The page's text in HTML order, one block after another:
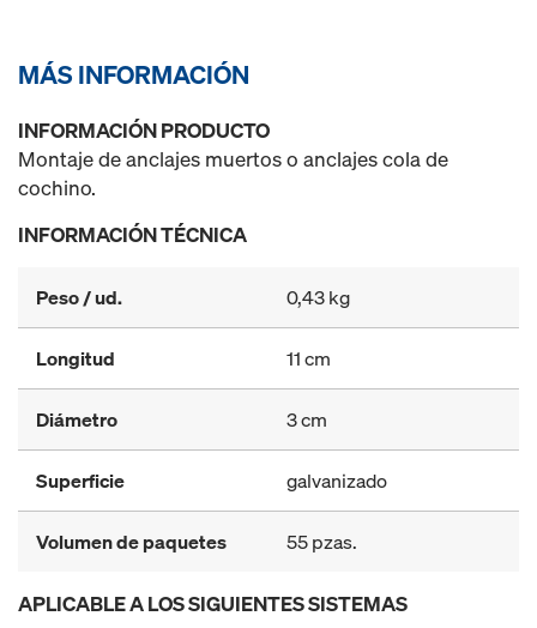
MÁS INFORMACIÓN
INFORMACIÓN PRODUCTO
Montaje de anclajes muertos o anclajes cola de
cochino.
INFORMACIÓN TÉCNICA
Peso / ud. 0,43 kg
Longitud 11 cm
Diámetro 3 cm
Superficie galvanizado
Volumen de paquetes 55 pzas.
APLICABLE A LOS SIGUIENTES SISTEMAS